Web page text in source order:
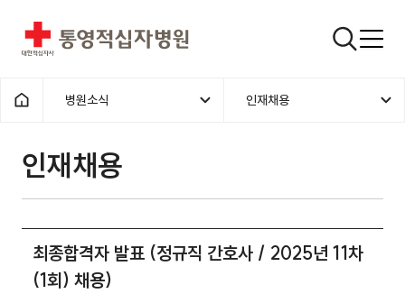
통영적십자병원 검색창
홈으로
병원소식 인재채용
인재채용
최종합격자 발표 (정규직 간호사 / 2025년 11차
(1회) 채용)